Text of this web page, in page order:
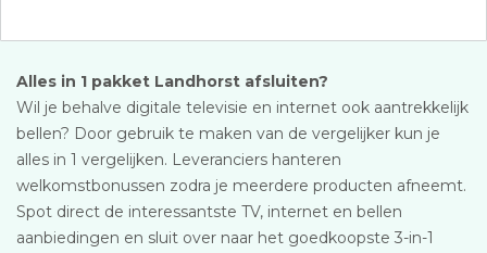
Alles in 1 pakket Landhorst afsluiten?
Wil je behalve digitale televisie en internet ook aantrekkelijk
bellen? Door gebruik te maken van de vergelijker kun je
alles in 1 vergelijken. Leveranciers hanteren
welkomstbonussen zodra je meerdere producten afneemt.
Spot direct de interessantste TV, internet en bellen
aanbiedingen en sluit over naar het goedkoopste 3-in-1